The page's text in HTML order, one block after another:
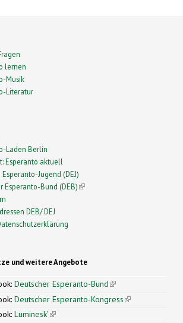
lernen
Musik
Literatur
Laden Berlin
Esperanto aktuell
Jugend (DEJ)
Esperanto-Bund (DEB)(link is external)
DEB/ DEJ
und weitere Angebote
Deutscher Esperanto-Bund(link is
external)
Deutscher Esperanto-Kongress(link is
Luminesk'(link is external)